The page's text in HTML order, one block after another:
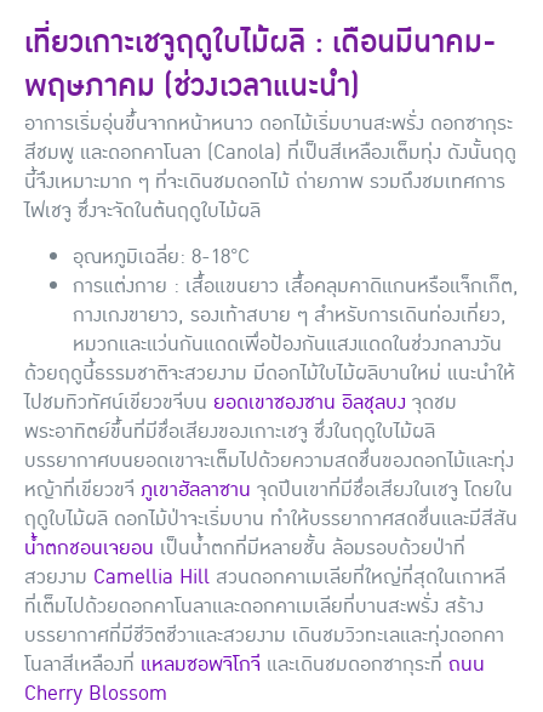
เที่ยวเกาะเชจูฤดูใบไม้ผลิ : เดือนมีนาคม-
พฤษภาคม (ช่วงเวลาแนะนำ)
อาการเริ่มอุ่นขึ้นจากหน้าหนาว ดอกไม้เริ่มบานสะพรั่ง ดอกซากุระ
สีชมพู และดอกคาโนลา (Canola) ที่เป็นสีเหลืองเต็มทุ่ง ดังนั้นฤดู
นี้จึงเหมาะมาก ๆ ที่จะเดินชมดอกไม้ ถ่ายภาพ รวมถึงชมเทศการ
ไฟเชจู ซึ่งจะจัดในต้นฤดูใบไม้ผลิ
อุณหภูมิเฉลี่ย: 8-18°C
การแต่งกาย : เสื้อแขนยาว เสื้อคลุมคาดิแกนหรือแจ็กเก็ต,
กางเกงขายาว, รองเท้าสบาย ๆ สำหรับการเดินท่องเที่ยว,
หมวกและแว่นกันแดดเพื่อป้องกันแสงแดดในช่วงกลางวัน
ด้วยฤดูนี้ธรรมชาติจะสวยงาม มีดอกไม้ใบไม้ผลิบานใหม่ แนะนำให้
ไปชมทิวทัศน์เขียวขจีบน ยอดเขาซองซาน อิลชุลบง จุดชม
พระอาทิตย์ขึ้นที่มีชื่อเสียงของเกาะเชจู ซึ่งในฤดูใบไม้ผลิ
บรรยากาศบนยอดเขาจะเต็มไปด้วยความสดชื่นของดอกไม้และทุ่ง
หญ้าที่เขียวขจี ภูเขาฮัลลาซาน จุดปีนเขาที่มีชื่อเสียงในเชจู โดยใน
ฤดูใบไม้ผลิ ดอกไม้ป่าจะเริ่มบาน ทำให้บรรยากาศสดชื่นและมีสีสัน
น้ำตกชอนเจยอน เป็นน้ำตกที่มีหลายชั้น ล้อมรอบด้วยป่าที่
สวยงาม Camellia Hill สวนดอกคาเมเลียที่ใหญ่ที่สุดในเกาหลี
ที่เต็มไปด้วยดอกคาโนลาและดอกคาเมเลียที่บานสะพรั่ง สร้าง
บรรยากาศที่มีชีวิตชีวาและสวยงาม เดินชมวิวทะเลและทุ่งดอกคา
โนลาสีเหลืองที่ แหลมซอพจิโกจี และเดินชมดอกซากุระที่ ถนน
Cherry Blossom